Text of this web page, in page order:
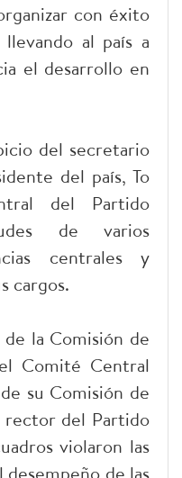
con éxito
al país a
el desarrollo en
del secretario
del país, To
del Partido
de varios
centrales y
cargos.
la Comisión de
Comité Central
su Comisión de
rector del Partido
violaron las
de las